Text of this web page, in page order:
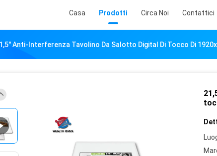
Casa Prodotti Circa Noi Contattici
Anti-Interferenza Tavolino Da Salotto Digital Di Tocco Di